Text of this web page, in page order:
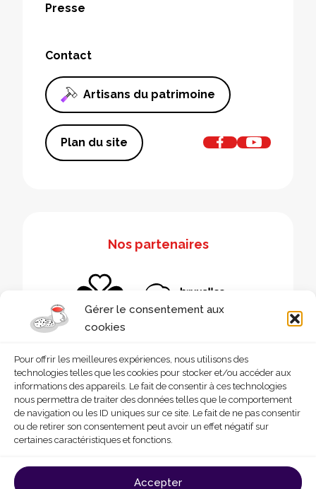
Gérer le consentement aux
cookies
Pour offrir les meilleures expériences, nous utilisons des
technologies telles que les cookies pour stocker et/ou accéder aux
informations des appareils. Le fait de consentir à ces technologies
nous permettra de traiter des données telles que le comportement
de navigation ou les ID uniques sur ce site. Le fait de ne pas consentir
ou de retirer son consentement peut avoir un effet négatif sur
certaines caractéristiques et fonctions.
Accepter
Presse
Contact
Artisans du patrimoine
Plan du site
Nos partenaires
love